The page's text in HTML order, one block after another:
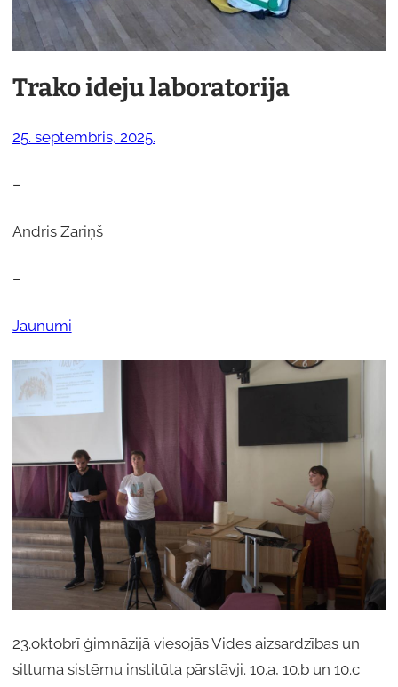
Trako ideju laboratorija
25. septembris, 2025.
–
Andris Zariņš
–
Jaunumi
23.oktobrī ģimnāzijā viesojās Vides aizsardzības un
siltuma sistēmu institūta pārstāvji. 10.a, 10.b un 10.c